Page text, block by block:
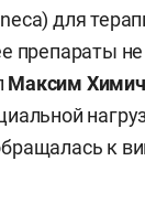
для
препараты
Максим Химич
к